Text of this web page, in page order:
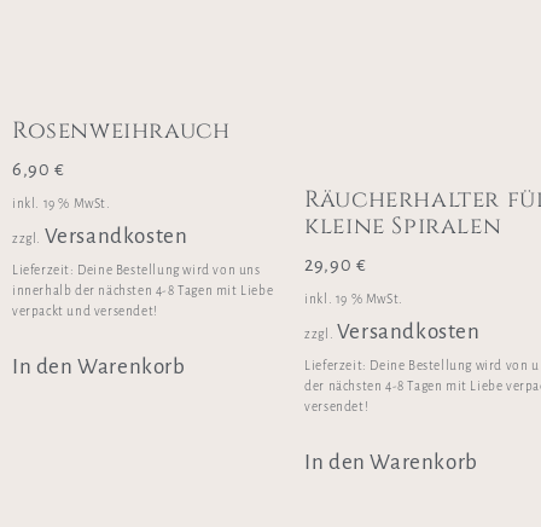
Rosenweihrauch
6,90 €
inkl. 19 % MwSt.
zzgl. Versandkosten
Lieferzeit: Deine Bestellung wird von uns
innerhalb der nächsten 4-8 Tagen mit Liebe
verpackt und versendet!
In den Warenkorb
Räucherhalter
kleine Spiralen
29,90 €
inkl. 19 % MwSt.
zzgl. Versandkosten
Lieferzeit: Deine Bestellung wird von
der nächsten 4-8 Tagen mit Liebe
versendet!
In den Warenkorb